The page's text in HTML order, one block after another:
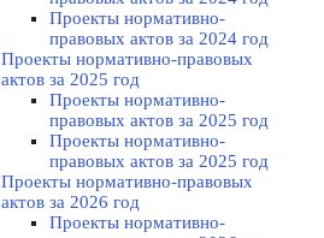
Проекты нормативно-
правовых актов за 2024 год
Проекты нормативно-правовых
актов за 2025 год
Проекты нормативно-
правовых актов за 2025 год
Проекты нормативно-
правовых актов за 2025 год
Проекты нормативно-правовых
актов за 2026 год
Проекты нормативно-